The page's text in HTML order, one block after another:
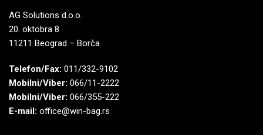
AG Solutions d.o.o.
20. oktobra 8
11211 Beograd – Borča
Telefon/Fax: 011/332-9102
Mobilni/Viber: 066/11-2222
Mobilni/Viber: 066/355-222
E-mail: office@win-bag.rs